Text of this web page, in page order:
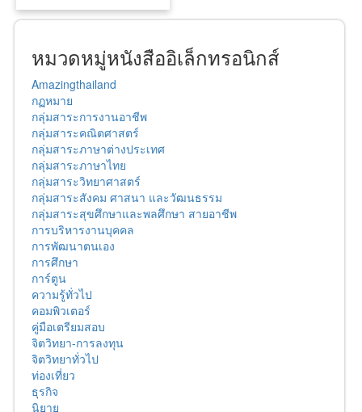
หมวดหมู่หนังสืออิเล็กทรอนิกส์
Amazingthailand
กฏหมาย
กลุ่มสาระการงานอาชีพ
กลุ่มสาระคณิตศาสตร์
กลุ่มสาระภาษาต่างประเทศ
กลุ่มสาระภาษาไทย
กลุ่มสาระวิทยาศาสตร์
กลุ่มสาระสังคม ศาสนา และวัฒนธรรม
กลุ่มสาระสุขศึกษาและพลศึกษา สายอาชีพ
การบริหารงานบุคคล
การพัฒนาตนเอง
การศึกษา
การ์ตูน
ความรู้ทั่วไป
คอมพิวเตอร์
คู่มือเตรียมสอบ
จิตวิทยา-การลงทุน
จิตวิทยาทั่วไป
ท่องเที่ยว
ธุรกิจ
นิยาย